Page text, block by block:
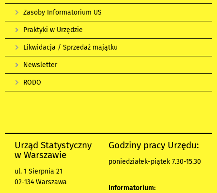
Zasoby Informatorium US
Praktyki w Urzędzie
Likwidacja / Sprzedaż majątku
Newsletter
RODO
Urząd Statystyczny
w Warszawie
ul. 1 Sierpnia 21
02-134 Warszawa
Godziny pracy Urzędu:
poniedziałek-piątek 7.30-15.30
Informatorium: